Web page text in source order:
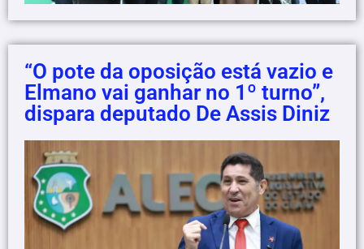
“O pote da oposição está vazio e
Elmano vai ganhar no 1º turno”,
dispara deputado De Assis Diniz